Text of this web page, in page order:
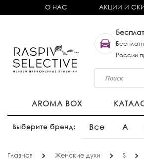
О НАС АКЦИИ И
России
AROMA BOX
Выберите бренд: Все A
Главная Женские духи S